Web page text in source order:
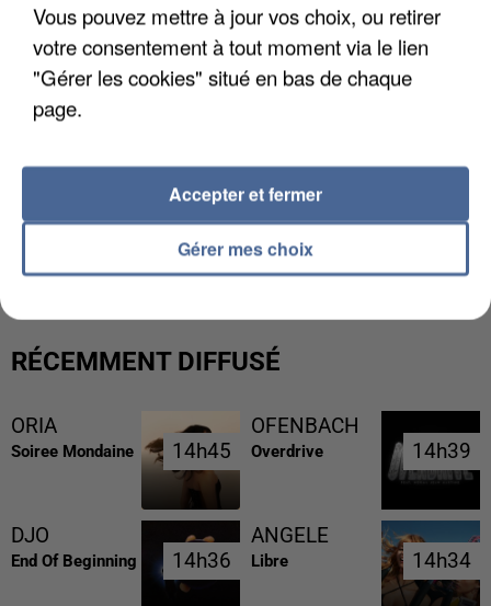
LES FRANÇAIS, FANS DE LA FLEMME
RÉCEMMENT DIFFUSÉ
ORIA
Soiree Mondaine 14h45
14h45
OFENBACH
Overdrive 14h39
14h39
DJO
End Of Beginning 14h36
14h36
ANGELE
Libre 14h34
14h34
Vous pouvez mettre à jour vos choix, ou retirer
votre consentement à tout moment via le lien
"Gérer les cookies" situé en bas de chaque
page.
Gérer mes choix
Accepter et fermer